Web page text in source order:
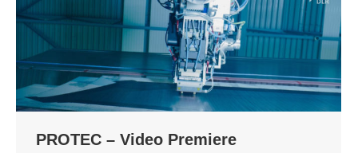
PROTEC – Video Premiere